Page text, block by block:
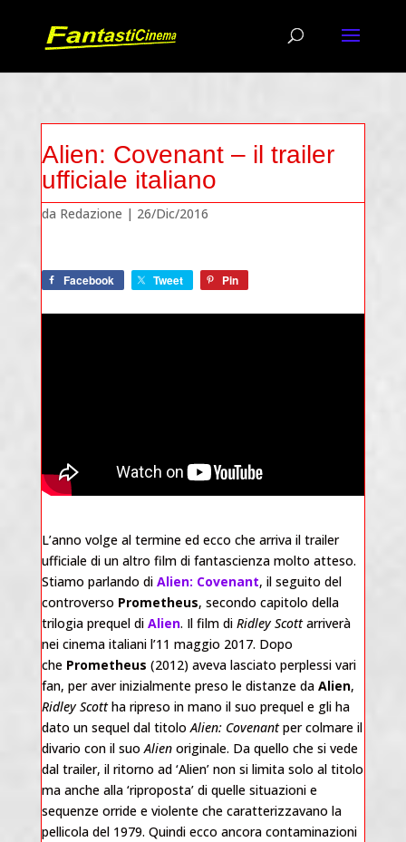
Alien: Covenant – il trailer
ufficiale italiano
da Redazione | 26/Dic/2016
Facebook Tweet Pin
L’anno volge al termine ed ecco che arriva il trailer
ufficiale di un altro film di fantascienza molto atteso.
Stiamo parlando di Alien: Covenant, il seguito del
controverso Prometheus, secondo capitolo della
trilogia prequel di Alien. Il film di Ridley Scottarriverà
nei cinema italiani l’11 maggio 2017. Dopo
che Prometheus (2012) aveva lasciato perplessi vari
fan, per aver inizialmente preso le distanze da Alien,
Ridley Scottha ripreso in mano il suo prequel e gli ha
dato un sequel dal titolo Alien: Covenantper colmare il
divario con il suo Alienoriginale. Da quello che si vede
dal trailer, il ritorno ad ‘Alien’ non si limita solo al titolo
ma anche alla ‘riproposta’ di quelle situazioni e
sequenze orride e violente che caratterizzavano la
pellicola del 1979. Quindi ecco ancora contaminazioni